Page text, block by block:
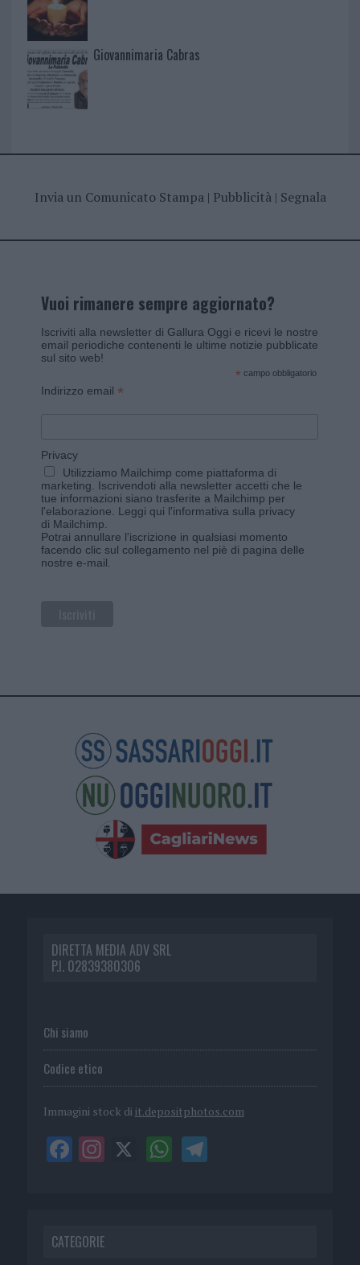
Giovannimaria Cabras
Invia un Comunicato Stampa| Pubblicità| Segnala
Vuoi rimanere sempre aggiornato?
Iscriviti alla newsletter di Gallura Oggi e ricevi le nostre
email periodiche contenenti le ultime notizie pubblicate
sul sito web!
* campo obbligatorio
Indirizzo email *
Privacy
Utilizziamo Mailchimp come piattaforma di
marketing. Iscrivendoti alla newsletter accetti che le
tue informazioni siano trasferite a Mailchimp per
l'elaborazione. Leggi qui l'informativa sulla privacy
di Mailchimp
Potrai annullare l'iscrizione in qualsiasi momento
facendo clic sul collegamento nel piè di pagina delle
nostre e-mail.
DIRETTA MEDIA ADV SRL
P.I. 02839380306
Chi siamo
Codice etico
Immagini stock di it.depositphotos.com
CATEGORIE